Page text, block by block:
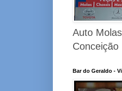
Auto
Conceição
Bar do Geraldo -